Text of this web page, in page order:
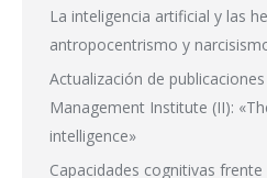
La inteligencia artificial y las
antropocentrismo y
Actualización de
Management Institute (II):
intelligence»
Capacidades cognitivas